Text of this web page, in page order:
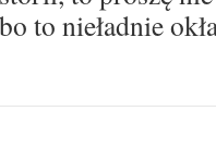
to nieładnie